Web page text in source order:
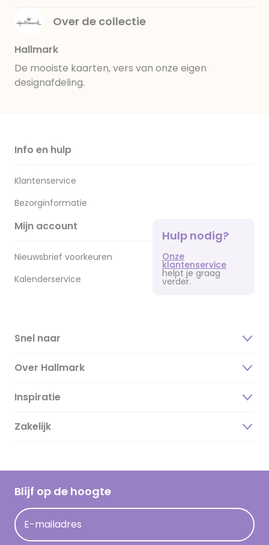
Over de collectie
Hallmark
De mooiste kaarten, vers van onze eigen
designafdeling.
Info en hulp
Klantenservice
Bezorginformatie
Mijn account
Nieuwsbrief voorkeuren
Kalenderservice
Hulp nodig?
Onze
klantenservice
helpt je graag
verder.
Snel naar
Over Hallmark
Over ons
Duurzaamheid
Hallmark Kaartclub
Acties
Persberichten
Inspiratie
Magazine
Cadeau inspiratie
Kaartinspiratie
Zakelijk
Blijf op de hoogte
E-mailadres